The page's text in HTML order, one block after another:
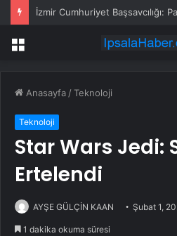
Menü
Anasayfa /Teknoloji
Teknoloji
Star Wars Jedi:
Ertelendi
AYŞE GÜLÇİN KAAN Şubat 1,
1 dakika okuma süresi